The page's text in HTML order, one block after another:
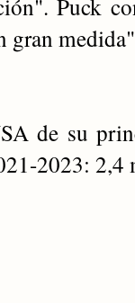
gran
de su
2023: 2,4